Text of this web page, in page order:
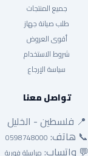
جميع المنتجات
طلب صيانة جهاز
أقوى العروض
شروط الاستخدام
سياسة الإرجاع
تواصل معنا
📍 فلسطين - الخليل
📞 هاتف: 0598748000
💬 واتساب: مراسلة فورية